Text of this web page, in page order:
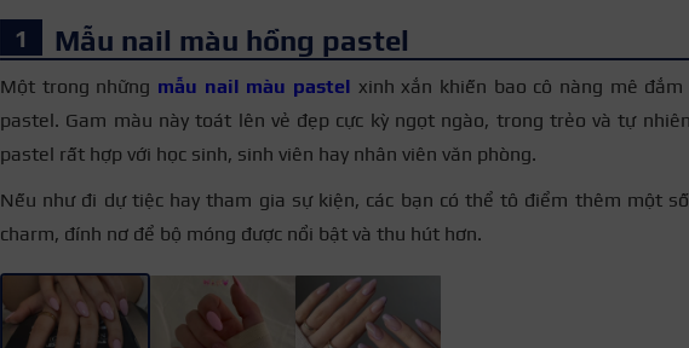
Mẫu nail màu hồng pastel
Một trong những mẫu nail màu pastel xinh xắn khiến bao cô nàng mê
pastel. Gam màu này toát lên vẻ đẹp cực kỳ ngọt ngào, trong trẻo và tự
pastel rất hợp với học sinh, sinh viên hay nhân viên văn phòng.
Nếu như đi dự tiệc hay tham gia sự kiện, các bạn có thể tô điểm thêm một
charm, đính nơ để bộ móng được nổi bật và thu hút hơn.